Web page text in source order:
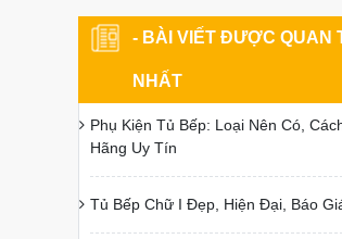
- BÀI VIẾT ĐƯỢC QUAN
NHẤT
Phụ Kiện Tủ Bếp: Loại Nên Có,
Hãng Uy Tín
Tủ Bếp Chữ I Đẹp, Hiện Đại, Báo